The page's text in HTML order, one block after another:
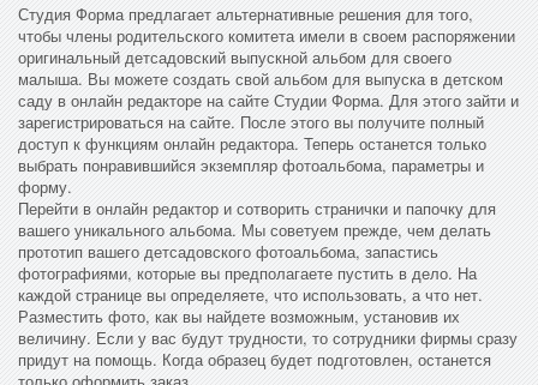
Студия Форма предлагает альтернативные решения для того,
чтобы члены родительского комитета имели в своем распоряжении
оригинальный детсадовский выпускной альбом для своего
малыша. Вы можете создать свой альбом для выпуска в детском
саду в онлайн редакторе на сайте Студии Форма. Для этого зайти и
зарегистрироваться на сайте. После этого вы получите полный
доступ к функциям онлайн редактора. Теперь останется только
выбрать понравившийся экземпляр фотоальбома, параметры и
форму.
Перейти в онлайн редактор и сотворить странички и папочку для
вашего уникального альбома. Мы советуем прежде, чем делать
прототип вашего детсадовского фотоальбома, запастись
фотографиями, которые вы предполагаете пустить в дело. На
каждой странице вы определяете, что использовать, а что нет.
Разместить фото, как вы найдете возможным, установив их
величину. Если у вас будут трудности, то сотрудники фирмы сразу
придут на помощь. Когда образец будет подготовлен, останется